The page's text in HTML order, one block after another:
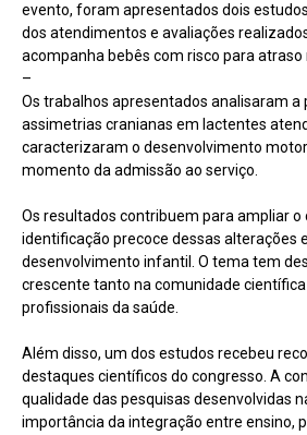
evento, foram apresentados dois
dos atendimentos e avaliações
acompanha bebês com risco para atraso
–
Os trabalhos apresentados analisaram a
assimetrias cranianas em lactentes
caracterizaram o desenvolvimento
momento da admissão ao serviço.
Os resultados contribuem para ampliar
identificação precoce dessas alterações
desenvolvimento infantil. O tema tem
crescente tanto na comunidade
profissionais da saúde.
Além disso, um dos estudos recebeu
destaques científicos do congresso. A
qualidade das pesquisas desenvolvidas
importância da integração entre ensino,